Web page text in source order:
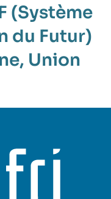
(Système
du Futur)
, Union